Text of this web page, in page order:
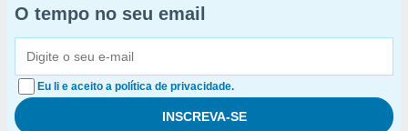
O tempo no seu email
Eu li e aceito a política de privacidade.